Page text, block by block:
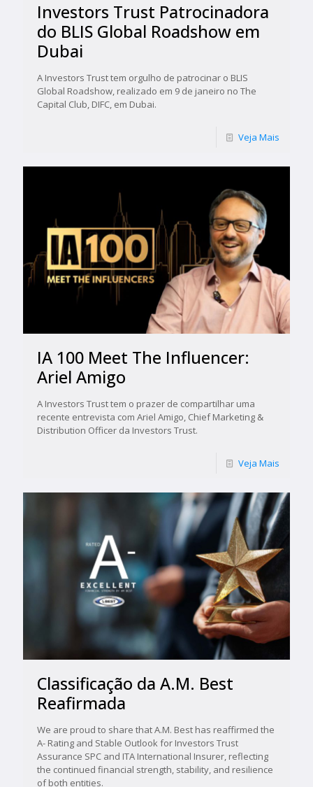
Investors Trust Patrocinadora
do BLIS Global Roadshow em
Dubai
A Investors Trust tem orgulho de patrocinar o BLIS
Global Roadshow, realizado em 9 de janeiro no The
Capital Club, DIFC, em Dubai.
Veja Mais
IA 100 Meet The Influencer:
Ariel Amigo
A Investors Trust tem o prazer de compartilhar uma
recente entrevista com Ariel Amigo, Chief Marketing &
Distribution Officer da Investors Trust.
Veja Mais
Classificação da A.M. Best
Reafirmada
We are proud to share that A.M. Best has reaffirmed the
A- Rating and Stable Outlook for Investors Trust
Assurance SPC and ITA International Insurer, reflecting
the continued financial strength, stability, and resilience
of both entities.